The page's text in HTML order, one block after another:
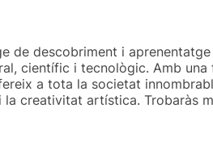
de descobriment i
científic i tecnològic. Amb
a tota la societat
creativitat artística. Trobaràs